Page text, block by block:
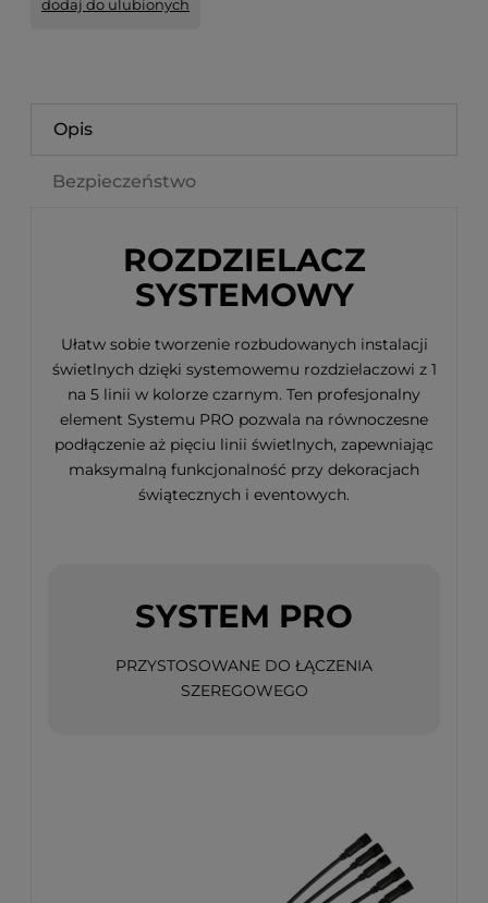
dodaj do ulubionych
Opis
Bezpieczeństwo
ROZDZIELACZ
SYSTEMOWY
Ułatw sobie tworzenie rozbudowanych instalacji
świetlnych dzięki systemowemu rozdzielaczowi z 1
na 5 linii w kolorze czarnym. Ten profesjonalny
element Systemu PRO pozwala na równoczesne
podłączenie aż pięciu linii świetlnych, zapewniając
maksymalną funkcjonalność przy dekoracjach
świątecznych i eventowych.
SYSTEM PRO
PRZYSTOSOWANE DO ŁĄCZENIA
SZEREGOWEGO